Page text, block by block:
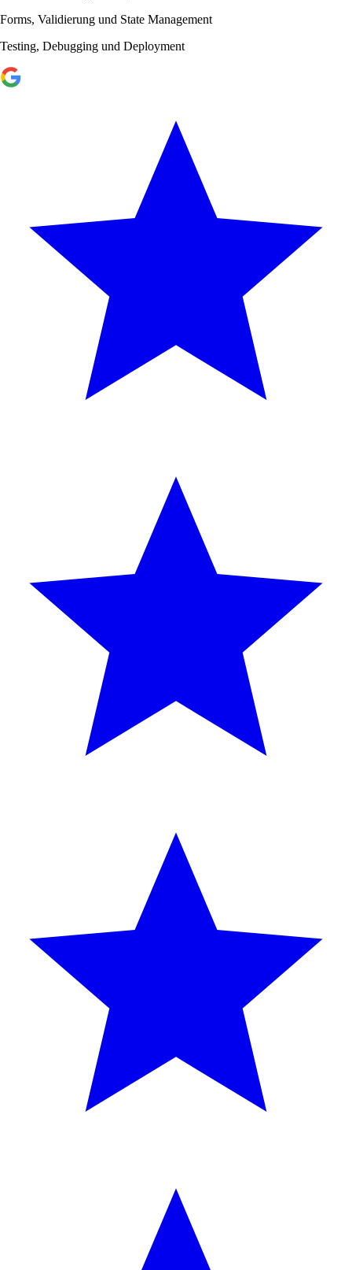
Forms, Validierung und State Management
Testing, Debugging und Deployment